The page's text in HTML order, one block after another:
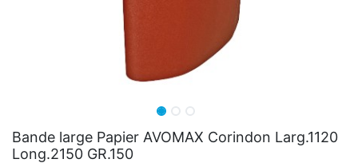
Bande large Papier AVOMAX Corindon Larg.1120
Long.2150 GR.150